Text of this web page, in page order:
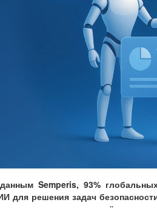
Semperis, 93%
для решения задач